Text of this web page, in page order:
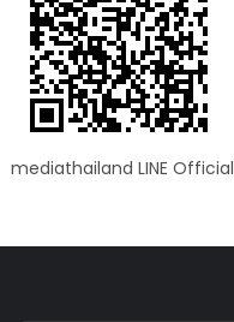
mediathailand LINE Official